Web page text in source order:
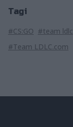
Tagi
#CS:GO #team ldlc
#Team LDLC.com